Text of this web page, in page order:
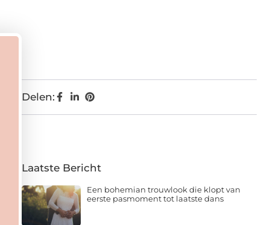
Delen:
Laatste Bericht
Een bohemian trouwlook die klopt van
eerste pasmoment tot laatste dans